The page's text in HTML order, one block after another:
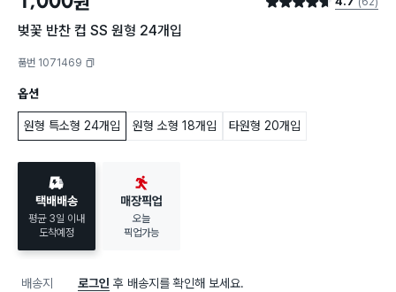
별점 4.7점
벚꽃 반찬 컵 SS 원형 24개입
품번 1071469
옵션
원형 특소형 24개입 원형 소형 18개입 타원형 20개입
택배배송
평균 3일 이내
도착예정
매장픽업
오늘
픽업가능
배송지 로그인 후 배송지를 확인해 보세요.